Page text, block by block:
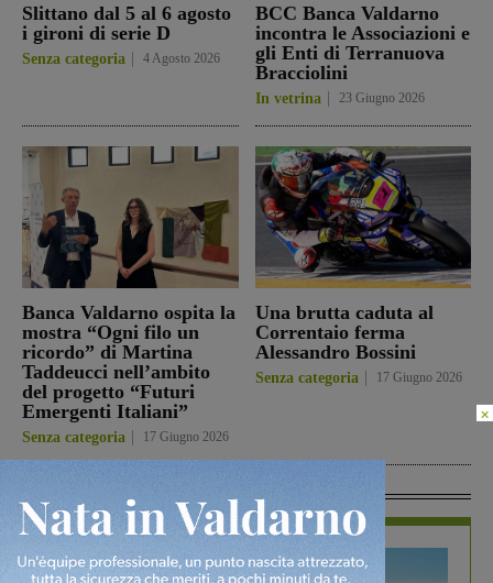
Slittano dal 5 al 6 agosto
i gironi di serie D
Senza categoria 4 Agosto 2026
BCC Banca Valdarno
incontra le Associazioni e
gli Enti di Terranuova
Bracciolini
In vetrina 23 Giugno 2026
Banca Valdarno ospita la
mostra “Ogni filo un
ricordo” di Martina
Taddeucci nell’ambito
del progetto “Futuri
Emergenti Italiani”
Senza categoria 17 Giugno 2026
Una brutta caduta al
Correntaio ferma
Alessandro Bossini
Senza categoria 17 Giugno 2026
×